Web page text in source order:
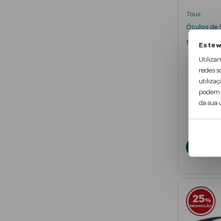
Este
redes
podem
da sua
Tous
Óculos de
1 un
€
25%
PROMOÇÃO